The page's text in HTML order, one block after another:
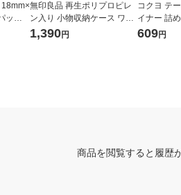
ック
無印良品 再生ポリプロピレ
ン入り 小物収納ケース ワイ
ド 中 ホワイトグレー 約幅３
1,390円
コクヨ テ
イナー 詰
かり貼るタ
609円
商品を閲覧すると履歴